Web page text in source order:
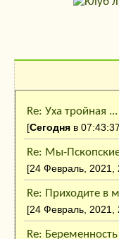
Re: Уха тройная
[Сегодня в
Re: Мы-
[24 Февраль, 2021,
Re: Приходите в
[24 Февраль, 2021,
Re: